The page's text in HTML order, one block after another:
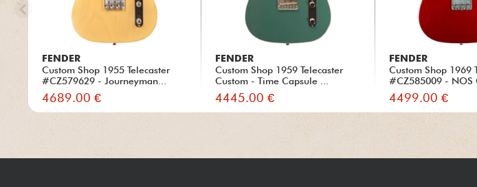
FENDER
Custom Shop 1955 Telecaster
#CZ579629 - Journeyman...
4689.00 €
FENDER
Custom Shop 1959 Telecaster
Custom - Time Capsule ...
4445.00 €
FENDER
Custom Shop 1969
#CZ585009 - NOS
4499.00 €